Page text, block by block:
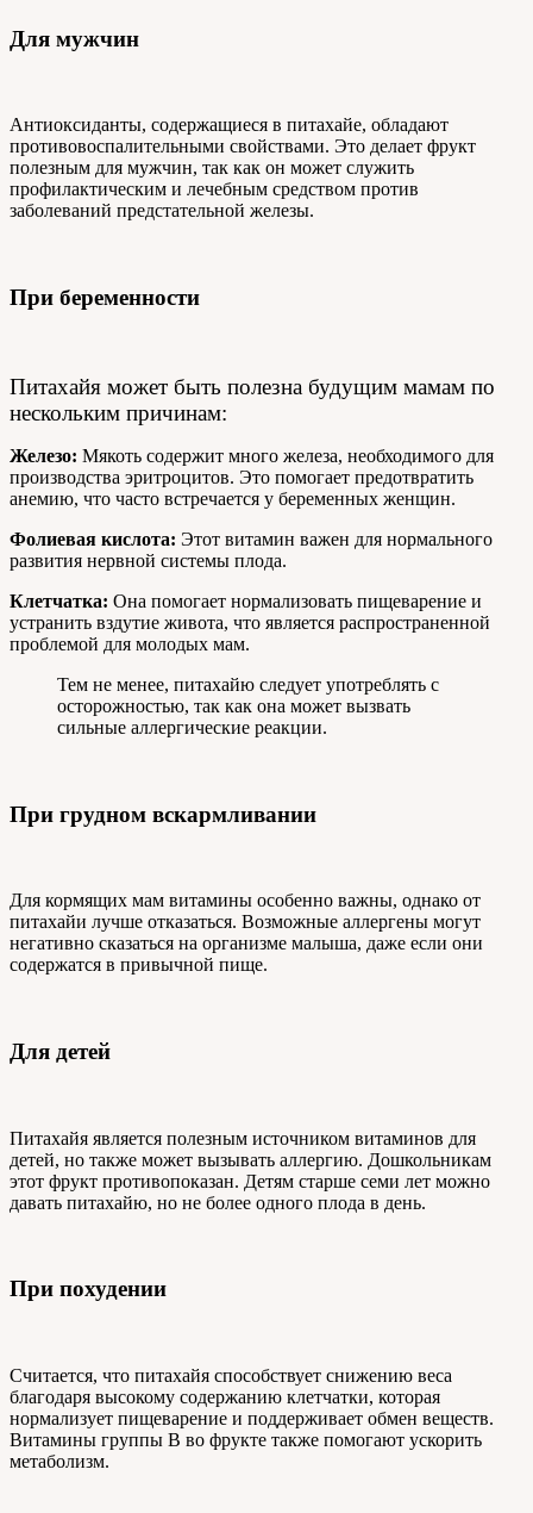
Для мужчин
Антиоксиданты, содержащиеся в питахайе, обладают
противовоспалительными свойствами. Это делает фрукт
полезным для мужчин, так как он может служить
профилактическим и лечебным средством против
заболеваний предстательной железы.
При беременности
Питахайя может быть полезна будущим мамам по
нескольким причинам:
Железо: Мякоть содержит много железа, необходимого для
производства эритроцитов. Это помогает предотвратить
анемию, что часто встречается у беременных женщин.
Фолиевая кислота: Этот витамин важен для нормального
развития нервной системы плода.
Клетчатка: Она помогает нормализовать пищеварение и
устранить вздутие живота, что является распространенной
проблемой для молодых мам.
Тем не менее, питахайю следует употреблять с
осторожностью, так как она может вызвать
сильные аллергические реакции.
При грудном вскармливании
Для кормящих мам витамины особенно важны, однако от
питахайи лучше отказаться. Возможные аллергены могут
негативно сказаться на организме малыша, даже если они
содержатся в привычной пище.
Для детей
Питахайя является полезным источником витаминов для
детей, но также может вызывать аллергию. Дошкольникам
этот фрукт противопоказан. Детям старше семи лет можно
давать питахайю, но не более одного плода в день.
При похудении
Считается, что питахайя способствует снижению веса
благодаря высокому содержанию клетчатки, которая
нормализует пищеварение и поддерживает обмен веществ.
Витамины группы B во фрукте также помогают ускорить
метаболизм.